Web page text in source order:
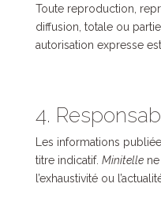
Toute reproduction,
diffusion, totale ou
autorisation expresse
4.
Les informations
titre indicatif. Minitellene
l’exhaustivité ou